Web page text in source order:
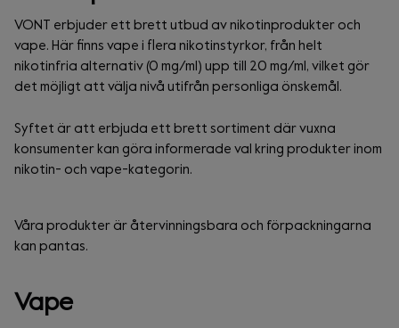
VONT erbjuder ett brett utbud av nikotinprodukter och
vape. Här finns vape i flera nikotinstyrkor, från helt
nikotinfria alternativ (0 mg/ml) upp till 20 mg/ml, vilket gör
det möjligt att välja nivå utifrån personliga önskemål.
Syftet är att erbjuda ett brett sortiment där vuxna
konsumenter kan göra informerade val kring produkter inom
nikotin- och vape-kategorin.
Våra produkter är återvinningsbara och förpackningarna
kan pantas.
Vape